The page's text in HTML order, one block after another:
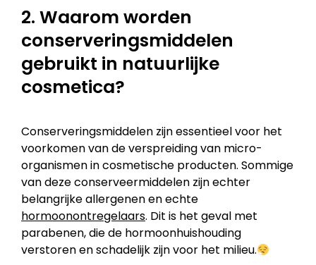
2. Waarom worden
conserveringsmiddelen
gebruikt in natuurlijke
cosmetica?
Conserveringsmiddelen zijn essentieel voor het
voorkomen van de verspreiding van micro-
organismen in cosmetische producten. Sommige
van deze conserveermiddelen zijn echter
belangrijke allergenen en echte
hormoonontregelaars. Dit is het geval met
parabenen, die de hormoonhuishouding
verstoren en schadelijk zijn voor het milieu.